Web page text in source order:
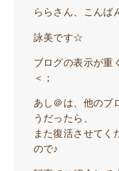
ららさん、こんば
詠美です☆
ブログの表示が重
＜；
あし＠は、他のブ
うだったら、
また復活させて
ので♪